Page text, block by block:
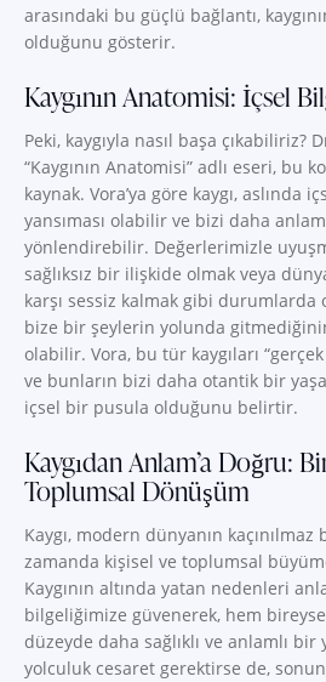
arasındaki bu güçlü bağlantı,
olduğunu gösterir.
Kaygının Anatomisi: İçsel
Peki, kaygıyla nasıl başa çıkabiliriz?
“Kaygının Anatomisi” adlı eseri, bu
kaynak. Vora’ya göre kaygı, aslında
yansıması olabilir ve bizi daha
yönlendirebilir. Değerlerimizle
sağlıksız bir ilişkide olmak veya
karşı sessiz kalmak gibi durumlarda
bize bir şeylerin yolunda
olabilir. Vora, bu tür kaygıları
ve bunların bizi daha otantik bir
içsel bir pusula olduğunu belirtir.
Kaygıdan Anlam’a Doğru:
Toplumsal Dönüşüm
Kaygı, modern dünyanın kaçınılmaz
zamanda kişisel ve toplumsal
Kaygının altında yatan nedenleri
bilgeliğimize güvenerek, hem
düzeyde daha sağlıklı ve anlamlı
yolculuk cesaret gerektirse de,